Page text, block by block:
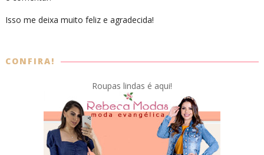
Isso me deixa muito feliz e agradecida!
CONFIRA!
Roupas lindas é aqui!